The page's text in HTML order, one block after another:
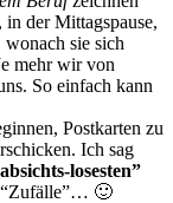
der Mittagspause,
wonach sie sich
mehr wir von
So einfach kann
Postkarten zu
Ich sag
losesten”
🙂